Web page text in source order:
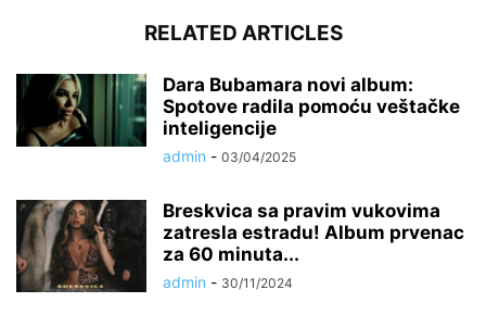
RELATED ARTICLES
Dara Bubamara novi album:
Spotove radila pomoću veštačke
inteligencije
admin - 03/04/2025
Breskvica sa pravim vukovima
zatresla estradu! Album prvenac
za 60 minuta...
admin - 30/11/2024